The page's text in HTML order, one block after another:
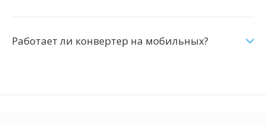
Работает ли конвертер на мобильных?